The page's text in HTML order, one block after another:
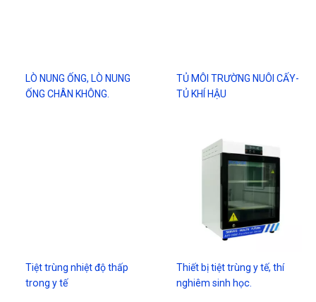
LÒ NUNG ỐNG, LÒ NUNG
ỐNG CHÂN KHÔNG.
TỦ MÔI TRƯỜNG NUÔI CẤY-
TỦ KHÍ HẬU
Tiệt trùng nhiệt độ thấp
trong y tế
Thiết bị tiệt trùng y tế, thí
nghiêm sinh học.